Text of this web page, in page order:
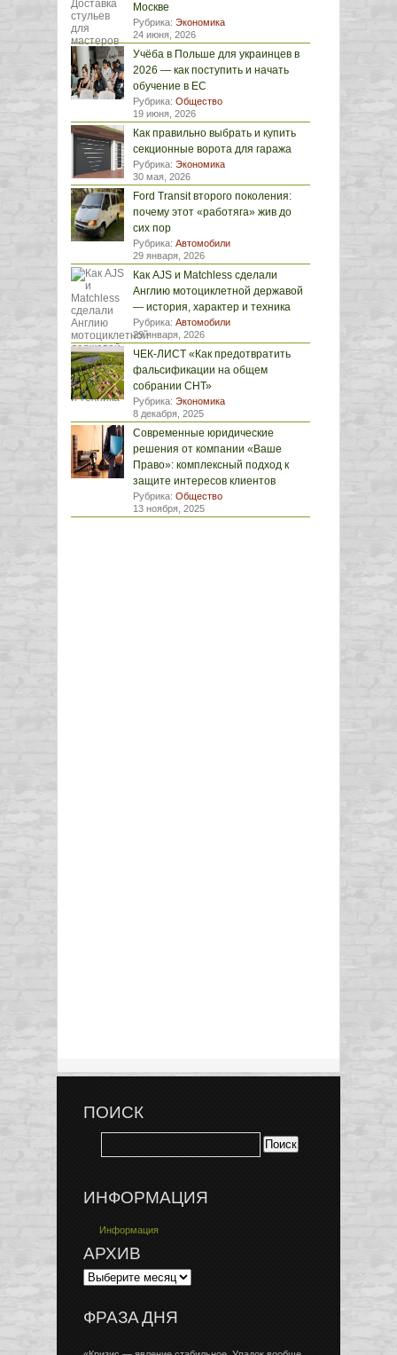
Москве
Рубрика: Экономика
24 июня, 2026
Учёба в Польше для украинцев в
2026 — как поступить и начать
обучение в ЕС
Рубрика: Общество
19 июня, 2026
Как правильно выбрать и купить
секционные ворота для гаража
Рубрика: Экономика
30 мая, 2026
Ford Transit второго поколения:
почему этот «работяга» жив до
сих пор
Рубрика: Автомобили
29 января, 2026
Как AJS и Matchless сделали
Англию мотоциклетной державой
— история, характер и техника
Рубрика: Автомобили
29 января, 2026
ЧЕК-ЛИСТ «Как предотвратить
фальсификации на общем
собрании СНТ»
Рубрика: Экономика
8 декабря, 2025
Современные юридические
решения от компании «Ваше
Право»: комплексный подход к
защите интересов клиентов
Рубрика: Общество
13 ноября, 2025
ПОИСК
ИНФОРМАЦИЯ
Информация
АРХИВ
ФРАЗА ДНЯ